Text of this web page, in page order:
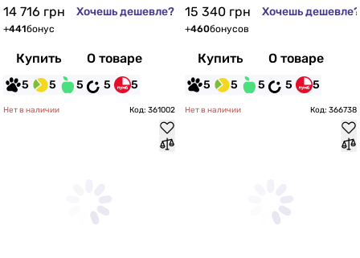
14 716 грн Хочешь дешевле?
+441бонус
Купить О товаре
5 5 5 5 5
15 340 грн Хочешь дешевле?
+460бонусов
Купить О товаре
5 5 5 5 5
Нет в наличии Код: 361002 Нет в наличии Код: 366738